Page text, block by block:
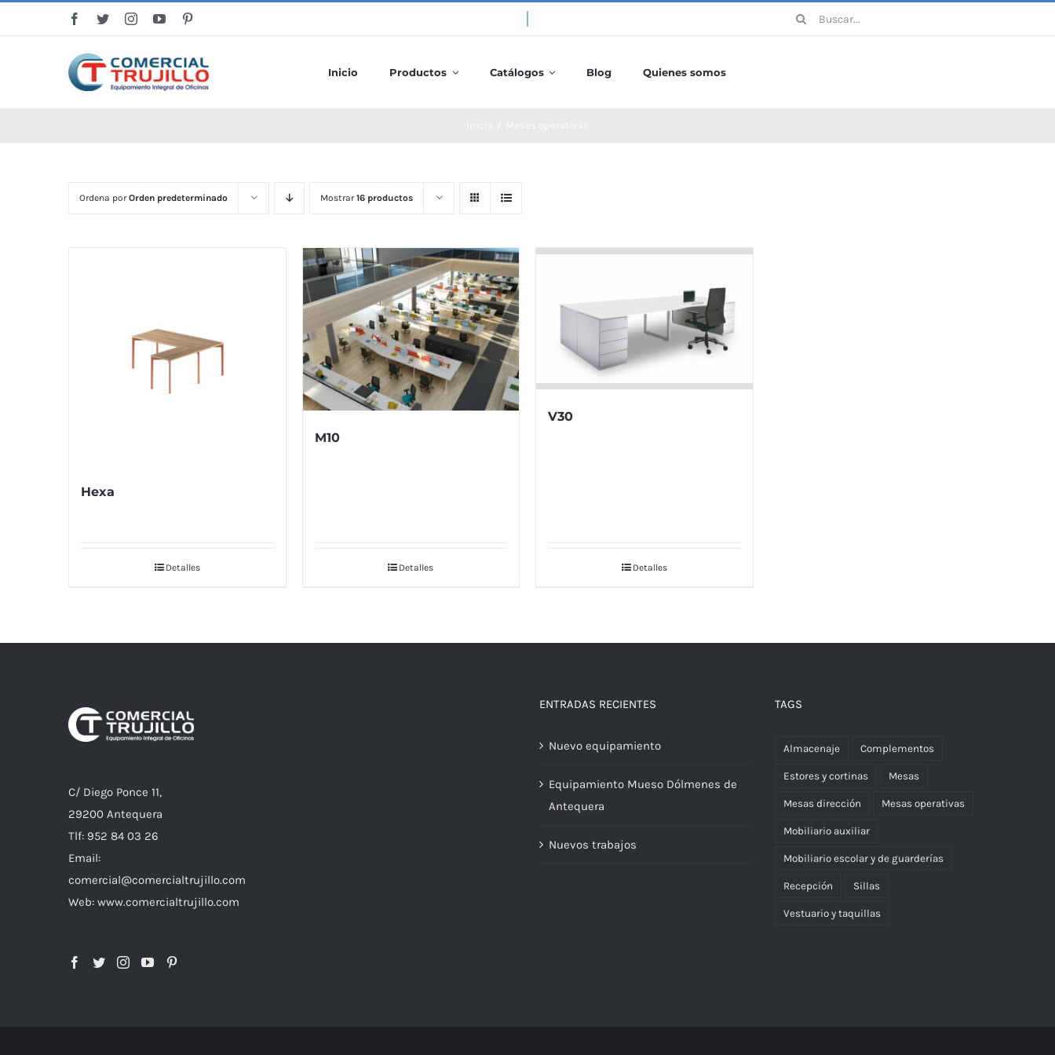
Buscar:
Inicio Productos Catálogos Blog Quienes somos
Ordena porOrden predeterminado Mostrar16 productos
Hexa
Detalles
M10
Detalles
V30
Detalles
C/ Diego Ponce 11,
29200 Antequera
Tlf: 952 84 03 26
Email:
comercial@comercialtrujillo.com
Web: www.comercialtrujillo.com
ENTRADAS RECIENTES
Nuevo equipamiento
Equipamiento Mueso Dólmenes de
Antequera
Nuevos trabajos
TAGS
Almacenaje Complementos
Estores y cortinas Mesas
Mesas dirección Mesas operativas
Mobiliario auxiliar
Mobiliario escolar y de guarderías
Recepción Sillas
Vestuario y taquillas